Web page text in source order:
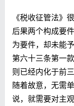
《税收征管法》
后果两个构成要
为要件，却未能
第六十三条第一
则已经内化于前
随着故意，无需
说，就需要对主